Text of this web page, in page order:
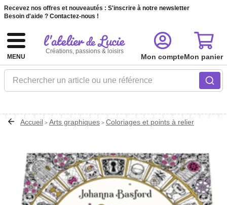
Recevez nos offres et nouveautés : S'inscrire à notre newsletter
Besoin d'aide ? Contactez-nous !
MENU
Créations, passions & loisirs
Rechercher un article ou une référence
Mon compteMon panier
Accueil > Arts graphiques > Coloriages et points à relier